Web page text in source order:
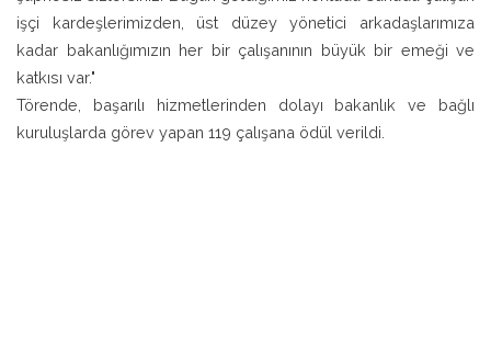
işçi kardeşlerimizden, üst düzey yönetici arkadaşlarımıza
kadar bakanlığımızın her bir çalışanının büyük bir emeği ve
katkısı var."
Törende, başarılı hizmetlerinden dolayı bakanlık ve bağlı
kuruluşlarda görev yapan 119 çalışana ödül verildi.